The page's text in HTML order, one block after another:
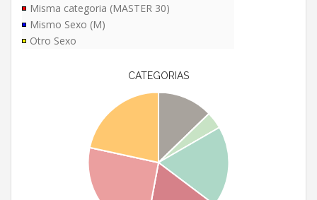
Misma categoria (MASTER 30)
Mismo Sexo (M)
Otro Sexo
CATEGORIAS